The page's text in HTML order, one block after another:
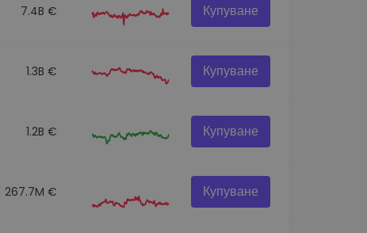
7.4B € Купуване
1.3B € Купуване
1.2B € Купуване
267.7M € Купуване